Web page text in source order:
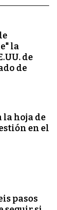
la
de
de
la hoja de
en el
pasos